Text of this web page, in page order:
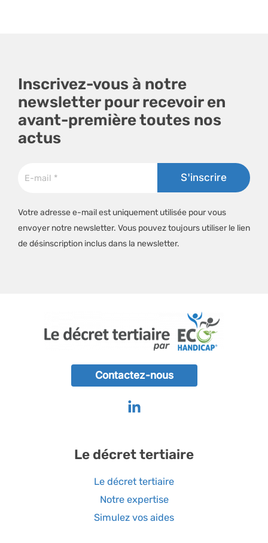
Inscrivez-vous à notre
newsletter pour recevoir en
avant-première toutes nos
actus
Votre adresse e-mail est uniquement utilisée pour vous
envoyer notre newsletter. Vous pouvez toujours utiliser le lien
de désinscription inclus dans la newsletter.
Contactez-nous
Le décret tertiaire
Le décret tertiaire
Notre expertise
Simulez vos aides